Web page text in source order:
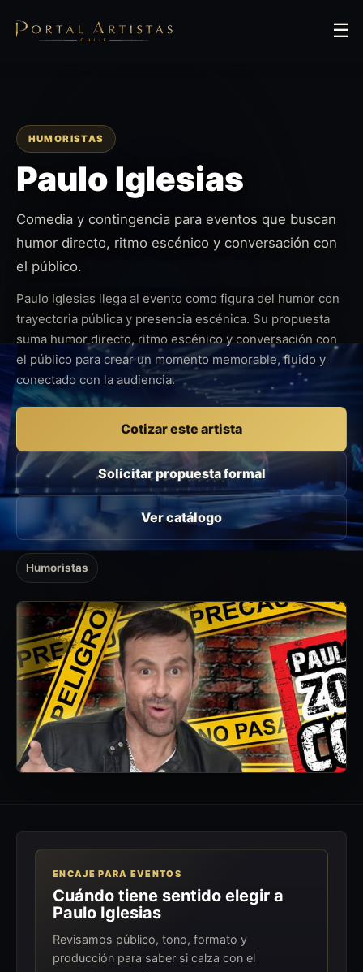
☰
HUMORISTAS
Paulo Iglesias
Comedia y contingencia para eventos que buscan
humor directo, ritmo escénico y conversación con
el público.
Paulo Iglesias llega al evento como figura del humor con
trayectoria pública y presencia escénica. Su propuesta
suma humor directo, ritmo escénico y conversación con
el público para crear un momento memorable, fluido y
conectado con la audiencia.
Cotizar este artista
Solicitar propuesta formal
Ver catálogo
Humoristas
ENCAJE PARA EVENTOS
Cuándo tiene sentido elegir a
Paulo Iglesias
Revisamos público, tono, formato y
producción para saber si calza con el